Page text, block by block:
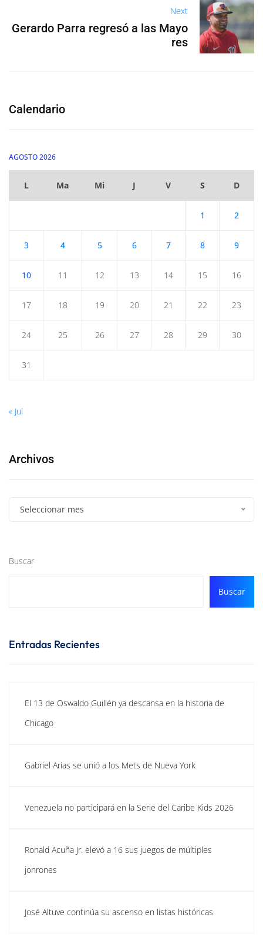
Next
Gerardo Parra regresó a las Mayo
res
Calendario
AGOSTO 2026
L Ma Mi J V S D
1 2
3 4 5 6 7 8 9
10 11 12 13 14 15 16
17 18 19 20 21 22 23
24 25 26 27 28 29 30
31
« Jul
Archivos
Seleccionar mes
Buscar
Buscar
Entradas Recientes
El 13 de Oswaldo Guillén ya descansa en la historia de
Chicago
Gabriel Arias se unió a los Mets de Nueva York
Venezuela no participará en la Serie del Caribe Kids 2026
Ronald Acuña Jr. elevó a 16 sus juegos de múltiples
jonrones
José Altuve continúa su ascenso en listas históricas